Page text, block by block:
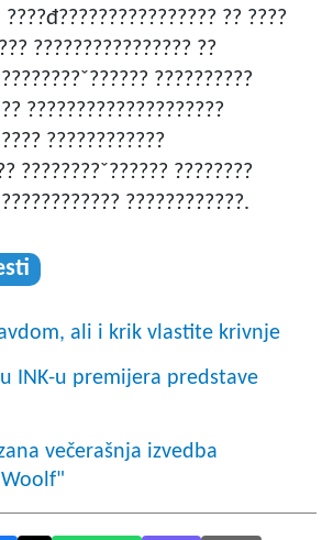
????đ???????????????? ?? ????
???????????????? ??
??????????
????????????????????
????????????
????????ˇ?????? ????????
????????????.
ali i krik vlastite krivnje
INK-u premijera predstave
večerašnja izvedba